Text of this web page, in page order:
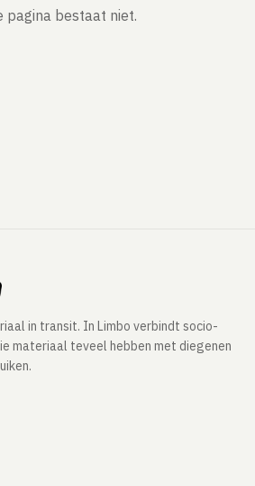
pagina bestaat niet.
in transit. In Limbo verbindt socio-
materiaal teveel hebben met diegenen